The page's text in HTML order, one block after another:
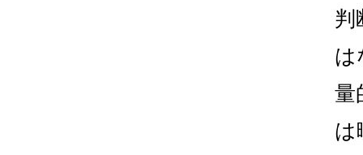
判
は
量
は